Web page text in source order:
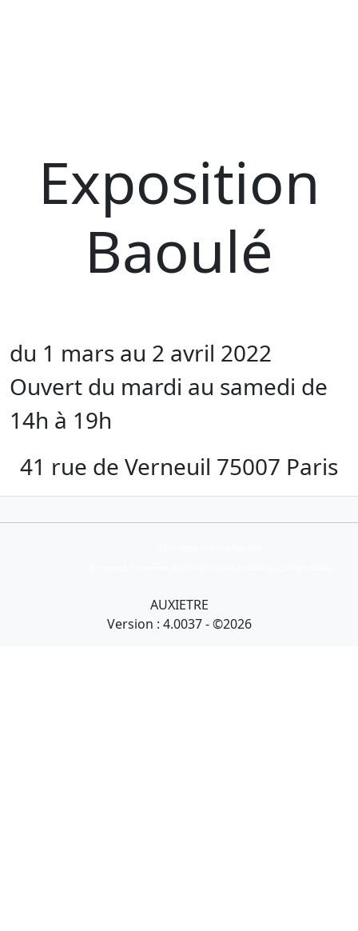
Exposition
Baoulé
du 1 mars au 2 avril 2022
Ouvert du mardi au samedi de
14h à 19h
41 rue de Verneuil 75007 Paris
AUXIETRE
Version : 4.0037 - ©2026